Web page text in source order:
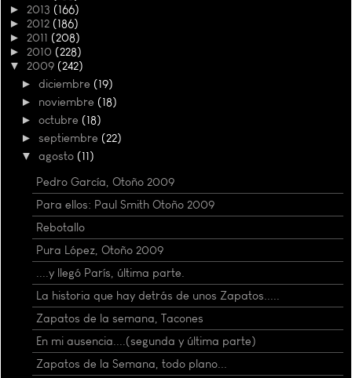
► 2013 (166)
► 2012 (186)
► 2011 (208)
► 2010 (228)
▼ 2009 (242)
► diciembre (19)
► noviembre (18)
► octubre (18)
► septiembre (22)
▼ agosto (11)
Pedro García, Otoño 2009
Para ellos: Paul Smith Otoño 2009
Rebotallo
Pura López, Otoño 2009
....y llegó París, última parte.
La historia que hay detrás de unos Zapatos.....
Zapatos de la semana, Tacones
En mi ausencia....(segunda y última parte)
Zapatos de la Semana, todo plano...